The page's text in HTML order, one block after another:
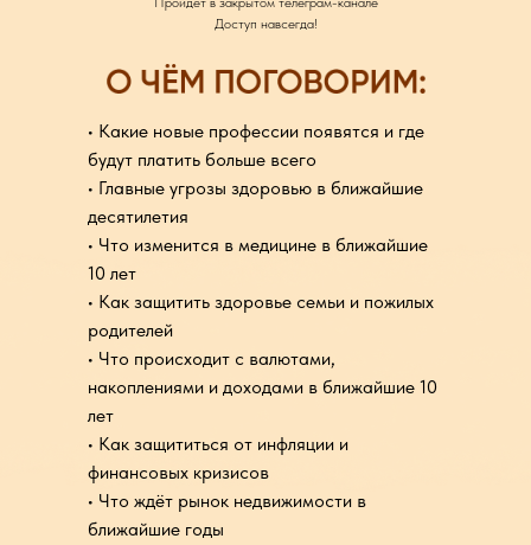
Доступ навсегда!
•⁠ ⁠⁠Какие новые профессии появятся и где
будут платить больше всего
•⁠ ⁠⁠Главные угрозы здоровью в ближайшие
десятилетия
•⁠ ⁠⁠Что изменится в медицине в ближайшие
10 лет
•⁠ ⁠⁠Как защитить здоровье семьи и пожилых
родителей
•⁠ ⁠⁠Что происходит с валютами,
накоплениями и доходами в ближайшие 10
лет
•⁠ ⁠⁠Как защититься от инфляции и
финансовых кризисов
•⁠ ⁠⁠Что ждёт рынок недвижимости в
ближайшие годы